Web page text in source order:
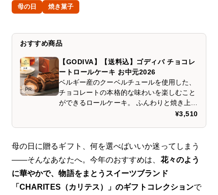
母の日 焼き菓子
おすすめ商品
PR
【GODIVA】【送料込】ゴディバ チョコレ
ートロールケーキ お中元2026
ベルギー産のクーベルチュールを使用した、
チョコレートの本格的な味わいを楽しむこと
ができるロールケーキ。 ふんわりと焼き上げ
たココアジェノワーズで、ダークチョコレー
みました。 ※冷凍配送になります。 ※ショ
かじめご了承ください。 【送料についてのご
案内】 送料込以外の商品と合わせ買いをした
場合、別途送料が発生いたします。 【お届け
¥3,510
母の日に贈るギフト、何を選べばいいか迷ってしまう
——そんなあなたへ。今年のおすすめは、 花々のよう
に華やかで、物語をまとうスイーツブランド
「CHARITES（カリテス）」のギフトコレクションで